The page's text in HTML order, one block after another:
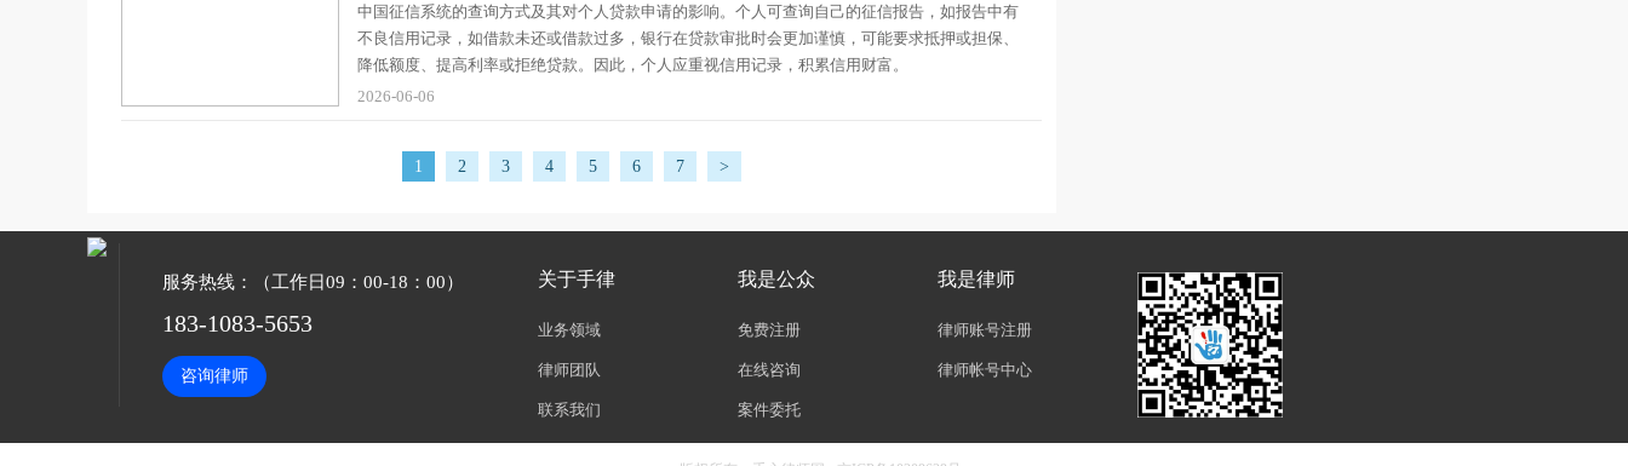
中国征信系统的查询方式及其对个人贷款申请的影响。个人可查询自己的征信报告，如报告中有
不良信用记录，如借款未还或借款过多，银行在贷款审批时会更加谨慎，可能要求抵押或担保、
降低额度、提高利率或拒绝贷款。因此，个人应重视信用记录，积累信用财富。
2026-06-06
1 2 3 4 5 6 7 >
服务热线：（工作日09：00-18：00）
183-1083-5653
咨询律师
关于手律
业务领域
律师团队
联系我们
我是公众
免费注册
在线咨询
案件委托
我是律师
律师账号注册
律师帐号中心